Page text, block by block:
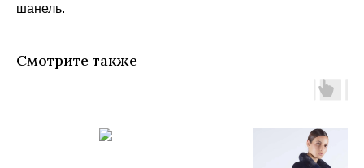
шанель.
Смотрите также